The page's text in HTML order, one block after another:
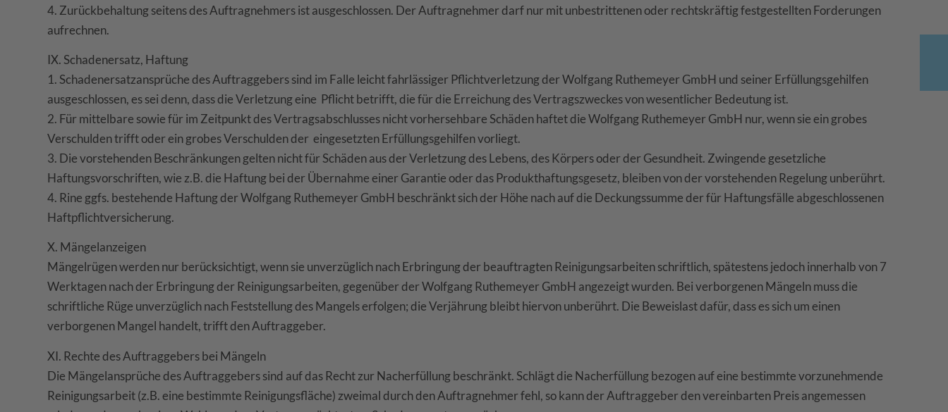
4. Zurückbehaltung seitens des Auftragnehmers ist ausgeschlossen. Der Auftragnehmer darf nur mit unbestrittenen oder rechtskräftig festgestellten Forderungen
aufrechnen.
IX. Schadenersatz, Haftung
1. Schadenersatzansprüche des Auftraggebers sind im Falle leicht fahrlässiger Pflichtverletzung der Wolfgang Ruthemeyer GmbH und seiner Erfüllungsgehilfen
ausgeschlossen, es sei denn, dass die Verletzung eine Pflicht betrifft, die für die Erreichung des Vertragszweckes von wesentlicher Bedeutung ist.
2. Für mittelbare sowie für im Zeitpunkt des Vertragsabschlusses nicht vorhersehbare Schäden haftet die Wolfgang Ruthemeyer GmbH nur, wenn sie ein grobes
Verschulden trifft oder ein grobes Verschulden der eingesetzten Erfüllungsgehilfen vorliegt.
3. Die vorstehenden Beschränkungen gelten nicht für Schäden aus der Verletzung des Lebens, des Körpers oder der Gesundheit. Zwingende gesetzliche
Haftungsvorschriften, wie z.B. die Haftung bei der Übernahme einer Garantie oder das Produkthaftungsgesetz, bleiben von der vorstehenden Regelung unberührt.
4. Rine ggfs. bestehende Haftung der Wolfgang Ruthemeyer GmbH beschränkt sich der Höhe nach auf die Deckungssumme der für Haftungsfälle abgeschlossenen
Haftpflichtversicherung.
X. Mängelanzeigen
Mängelrügen werden nur berücksichtigt, wenn sie unverzüglich nach Erbringung der beauftragten Reinigungsarbeiten schriftlich, spätestens jedoch innerhalb von 7
Werktagen nach der Erbringung der Reinigungsarbeiten, gegenüber der Wolfgang Ruthemeyer GmbH angezeigt wurden. Bei verborgenen Mängeln muss die
schriftliche Rüge unverzüglich nach Feststellung des Mangels erfolgen; die Verjährung bleibt hiervon unberührt. Die Beweislast dafür, dass es sich um einen
verborgenen Mangel handelt, trifft den Auftraggeber.
XI. Rechte des Auftraggebers bei Mängeln
Die Mängelansprüche des Auftraggebers sind auf das Recht zur Nacherfüllung beschränkt. Schlägt die Nacherfüllung bezogen auf eine bestimmte vorzunehmende
Reinigungsarbeit (z.B. eine bestimmte Reinigungsfläche) zweimal durch den Auftragnehmer fehl, so kann der Auftraggeber den vereinbarten Preis angemessen